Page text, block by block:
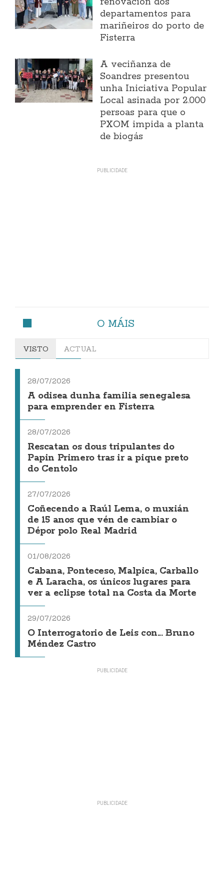
departamentos para
mariñeiros do porto de
Fisterra
A veciñanza de
Soandres presentou
unha Iniciativa Popular
Local asinada por 2.000
persoas para que o
PXOM impida a planta
de biogás
O MÁIS
VISTO ACTUAL
28/07/2026
A odisea dunha familia senegalesa
para emprender en Fisterra
28/07/2026
Rescatan os dous tripulantes do
Papin Primero tras ir a pique preto
do Centolo
27/07/2026
Coñecendo a Raúl Lema, o muxián
de 15 anos que vén de cambiar o
Dépor polo Real Madrid
01/08/2026
Cabana, Ponteceso, Malpica, Carballo
e A Laracha, os únicos lugares para
ver a eclipse total na Costa da Morte
29/07/2026
O Interrogatorio de Leis con... Bruno
Méndez Castro